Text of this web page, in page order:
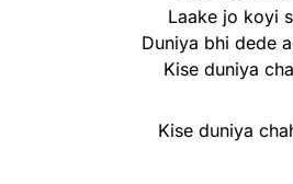
Laake jo koyi
Duniya bhi dede
Kise duniya
Kise duniya